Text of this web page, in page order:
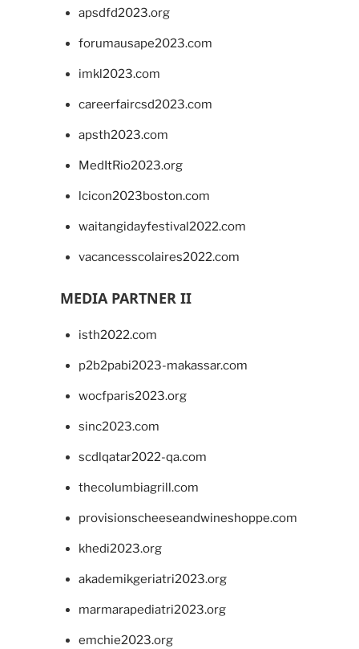
apsdfd2023.org
forumausape2023.com
imkl2023.com
careerfaircsd2023.com
apsth2023.com
MedItRio2023.org
lcicon2023boston.com
waitangidayfestival2022.com
vacancesscolaires2022.com
MEDIA PARTNER II
isth2022.com
p2b2pabi2023-makassar.com
wocfparis2023.org
sinc2023.com
scdlqatar2022-qa.com
thecolumbiagrill.com
provisionscheeseandwineshoppe.com
khedi2023.org
akademikgeriatri2023.org
marmarapediatri2023.org
emchie2023.org